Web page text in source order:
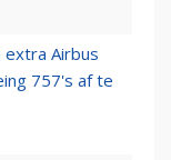
Airbus
757's af te